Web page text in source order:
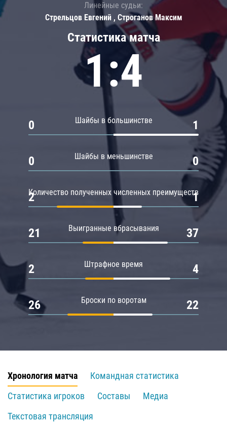
Статистика матча
1:4
Шайбы в большинстве
0 1
Шайбы в меньшинстве
0 0
Количество полученных численных преимуществ
2 1
Выигранные вбрасывания
21 37
Штрафное время
2 4
Броски по воротам
26 22
Линейные судьи:
Стрельцов Евгений , Строганов Максим
Хронология матча
Командная статистика
Статистика игроков
Составы
Медиа
Текстовая трансляция